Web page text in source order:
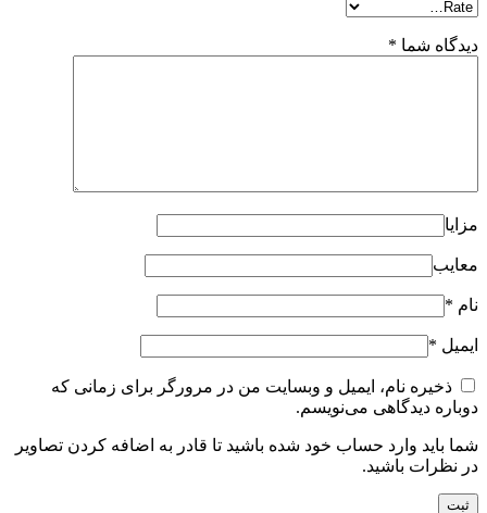
دیدگاه شما *
مزایا
معایب
نام *
ایمیل *
ذخیره نام، ایمیل و وبسایت من در مرورگر برای زمانی که
دوباره دیدگاهی می‌نویسم.
شما باید وارد حساب خود شده باشید تا قادر به اضافه کردن تصاویر
در نظرات باشید.